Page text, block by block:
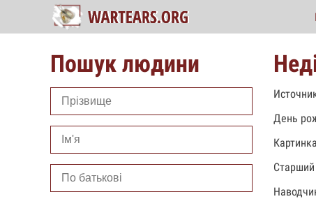
Пошук людини
День